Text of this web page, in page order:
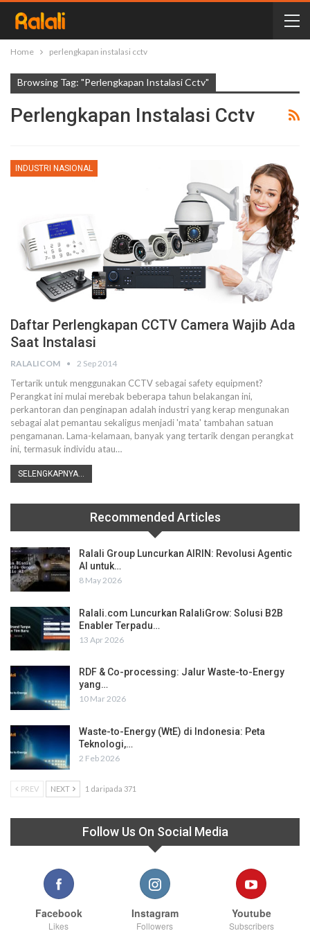
Home perlengkapan instalasi cctv
Browsing Tag: "perlengkapan Instalasi Cctv"
Perlengkapan Instalasi Cctv
INDUSTRI NASIONAL
Daftar Perlengkapan CCTV Camera Wajib Ada
Saat Instalasi
RALALICOM 2 Sep 2014
Tertarik untuk menggunakan CCTV sebagai safety equipment?
Perangkat ini mulai merebak beberapa tahun belakangan ini,
perkantoran dan penginapan adalah industri yang kerap mengunakan
sebagai alat pemantau sekaligus menjadi 'mata' tambahan satuan
pengamanan. Lama-kelamaan, banyak yang tertarik dengan perangkat
ini, termasuk individu atau…
SELENGKAPNYA...
Recommended Articles
Ralali Group Luncurkan AIRIN: Revolusi Agentic
AI untuk…
8 May 2026
Ralali.com Luncurkan RalaliGrow: Solusi B2B
Enabler Terpadu…
13 Apr 2026
RDF & Co-processing: Jalur Waste-to-Energy
yang…
10 Mar 2026
Waste-to-Energy (WtE) di Indonesia: Peta
Teknologi,…
2 Feb 2026
PREV NEXT 1 daripada 371
Follow Us On Social Media
Facebook
Likes
Instagram
Followers
Youtube
Subscribers